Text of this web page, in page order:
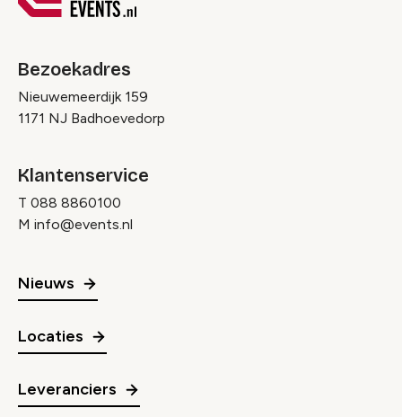
Bezoekadres
Nieuwemeerdijk 159
1171 NJ Badhoevedorp
Klantenservice
T 088 8860100
M info@events.nl
Nieuws
Locaties
Leveranciers